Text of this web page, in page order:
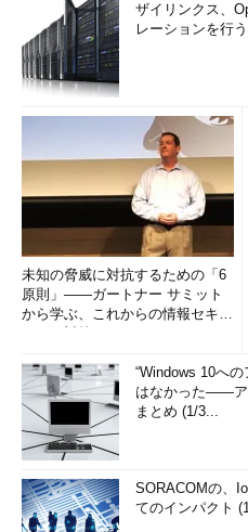
ザイリンクス、
レーションを行
未知の脅威に対抗するための「6
原則」――ガートナー サミット
から学ぶ、これからの情報セキュ
“Windows 10へ
はなかった――ア
まとめ (1/3...
SORACOMの、
てのインパクト